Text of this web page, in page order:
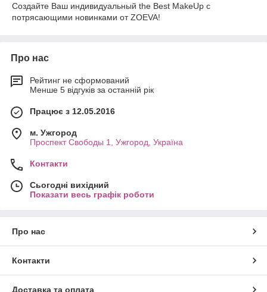
Создайте Ваш индивидуальный the Best MakeUp с
потрясающими новинками от ZOEVA!
Про нас
Рейтинг не сформований
Менше 5 відгуків за останній рік
Працює з 12.05.2016
м. Ужгород
Проспект Свободы 1, Ужгород, Україна
Контакти
Сьогодні вихідний
Показати весь графік роботи
Про нас
Контакти
Доставка та оплата